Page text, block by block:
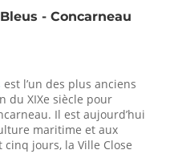
- Concarneau
est l’un des plus anciens
du XIXe siècle pour
Il est aujourd’hui
maritime et aux
jours, la Ville Close